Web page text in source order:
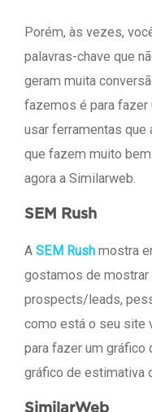
Porém, às vezes,
palavras-chave que
geram muita
fazemos é para fazer
usar ferramentas que
que fazem muito
agora a Similarweb.
SEM Rush
A SEM Rush mostra
gostamos de mostrar
prospects/leads,
como está o seu site
para fazer um gráfico
gráfico de estimativa
SimilarWeb